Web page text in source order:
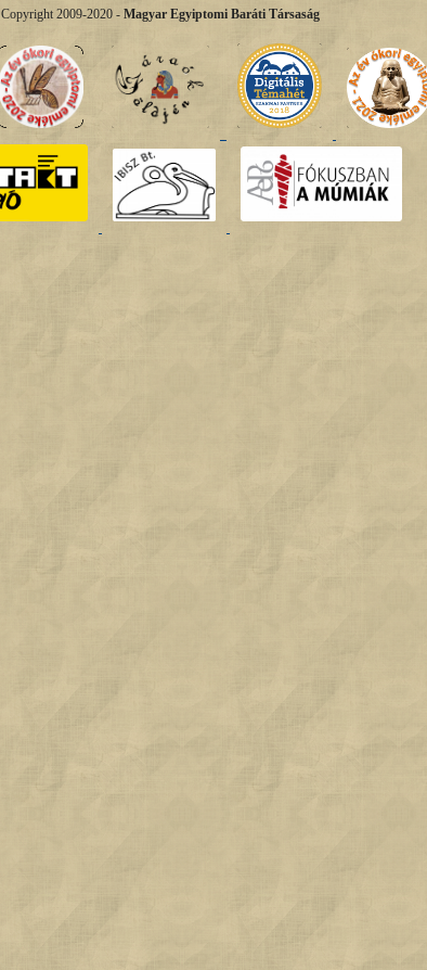
Copyright 2009-2020 - Magyar Egyiptomi Baráti Társaság